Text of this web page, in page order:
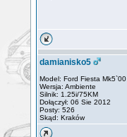
damianisko5
Model: Ford Fiesta Mk5`00
Wersja: Ambiente
Silnik: 1.25i/75KM
Dołączył: 06 Sie 2012
Posty: 526
Skąd: Kraków